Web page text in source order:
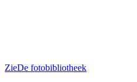
ZieDe fotobibliotheek